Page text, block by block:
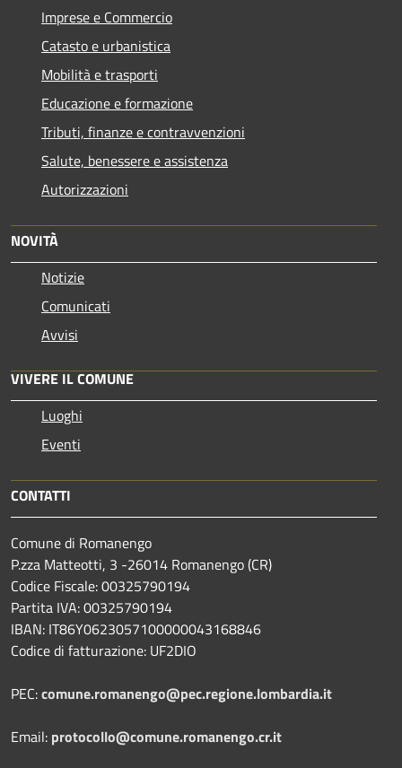
Imprese e Commercio
Catasto e urbanistica
Mobilità e trasporti
Educazione e formazione
Tributi, finanze e contravvenzioni
Salute, benessere e assistenza
Autorizzazioni
NOVITÀ
Notizie
Comunicati
Avvisi
VIVERE IL COMUNE
Luoghi
Eventi
CONTATTI
Comune di Romanengo
P.zza Matteotti, 3 -26014 Romanengo (CR)
Codice Fiscale: 00325790194
Partita IVA: 00325790194
IBAN: IT86Y0623057100000043168846
Codice di fatturazione: UF2DIO
PEC:comune.romanengo@pec.regione.lombardia.it
Email: protocollo@comune.romanengo.cr.it